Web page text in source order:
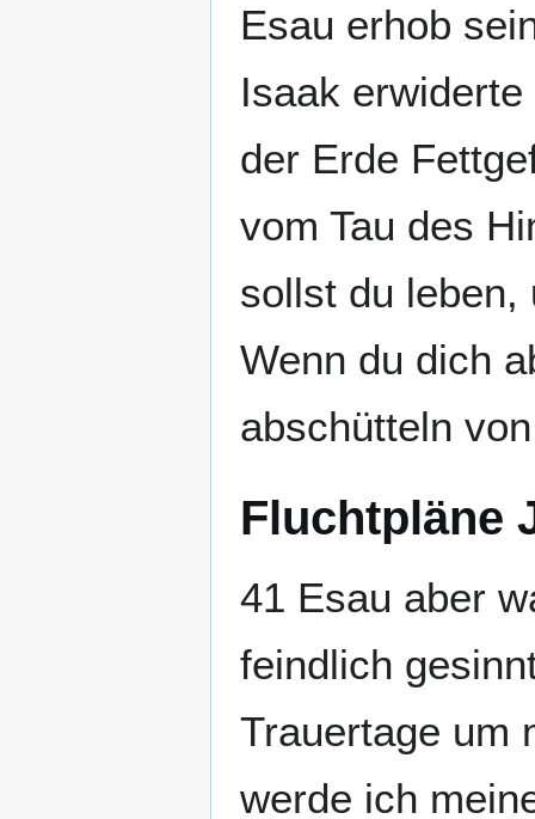
Esau erhob
Isaak
der Erde
vom Tau des
sollst du leben,
Wenn du dich
abschütteln
Fluchtpläne
41 Esau aber
feindlich
Trauertage um
werde ich